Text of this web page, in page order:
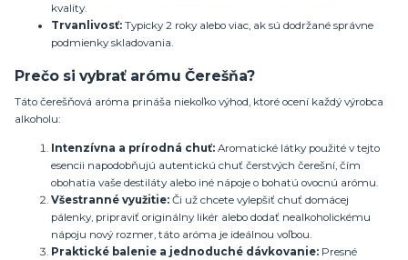
kvality.
Trvanlivosť: Typicky 2 roky alebo viac, ak sú dodržané správne
podmienky skladovania.
Prečo si vybrať arómu Čerešňa?
Táto čerešňová aróma prináša niekoľko výhod, ktoré ocení každý výrobca
alkoholu:
Intenzívna a prírodná chuť: Aromatické látky použité v tejto
esencii napodobňujú autentickú chuť čerstvých čerešní, čím
obohatia vaše destiláty alebo iné nápoje o bohatú ovocnú arómu.
Všestranné využitie: Či už chcete vylepšiť chuť domácej
pálenky, pripraviť originálny likér alebo dodať nealkoholickému
nápoju nový rozmer, táto aróma je ideálnou voľbou.
Praktické balenie a jednoduché dávkovanie: Presné